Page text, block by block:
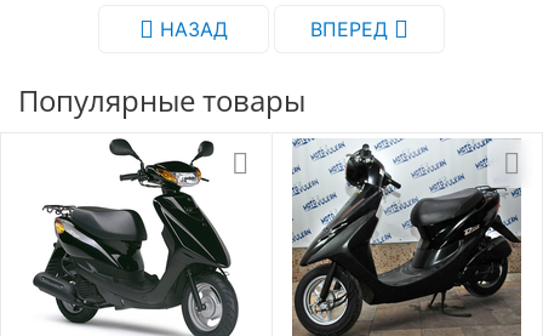
НАЗАД ВПЕРЕД
Популярные товары